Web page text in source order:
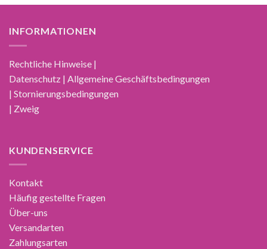
INFORMATIONEN
Rechtliche Hinweise |
Datenschutz | Allgemeine Geschäftsbedingungen
| Stornierungsbedingungen
| Zweig
KUNDENSERVICE
Kontakt
Häufig gestellte Fragen
Über-uns
Versandarten
Zahlungsarten